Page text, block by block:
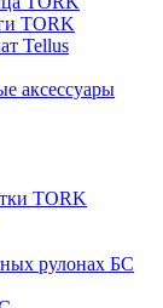
TORK
Tellus
аксессуары
TORK
рулонах БС